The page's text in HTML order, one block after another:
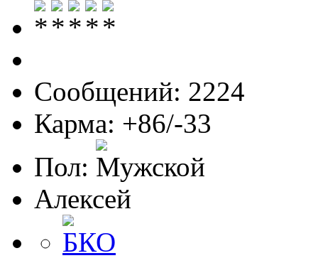
Сообщений: 2224
Карма: +86/-33
Пол:
Алексей